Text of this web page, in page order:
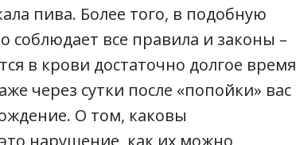
пива. Более того, в подобную
соблюдает все правила и законы –
в крови достаточно долгое время
через сутки после «попойки» вас
О том, каковы
нарушение, как их можно